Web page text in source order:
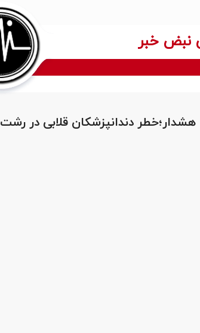
نبض خبر
هشدار؛خطر دندانپزشکان قلابی در رشت